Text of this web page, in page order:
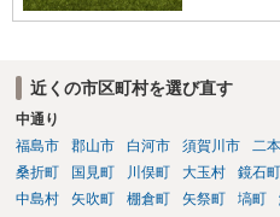
近くの市区町村を選び直す
中通り
福島市
郡山市 白河市 須賀川市 二
桑折町
国見町 川俣町 大玉村 鏡石町
中島村
矢吹町 棚倉町 矢祭町 塙町